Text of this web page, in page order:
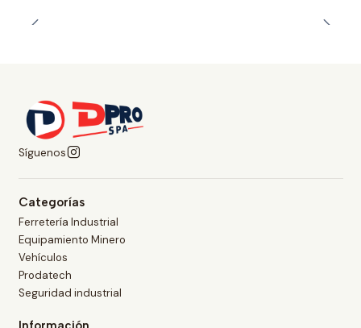
Síguenos
Categorías
Ferretería Industrial
Equipamiento Minero
Vehículos
Prodatech
Seguridad industrial